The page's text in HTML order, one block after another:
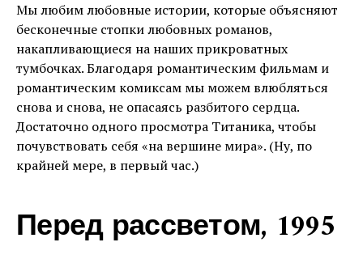
Мы любим любовные истории, которые объясняют
бесконечные стопки любовных романов,
накапливающиеся на наших прикроватных
тумбочках. Благодаря романтическим фильмам и
романтическим комиксам мы можем влюбляться
снова и снова, не опасаясь разбитого сердца.
Достаточно одного просмотра Титаника, чтобы
почувствовать себя «на вершине мира». (Ну, по
крайней мере, в первый час.)
Перед рассветом, 1995